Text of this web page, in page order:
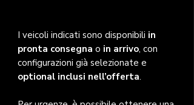
I veicoli indicati sono disponibili in
pronta consegna o in arrivo, con
configurazioni già selezionate e
optional inclusi nell’offerta.